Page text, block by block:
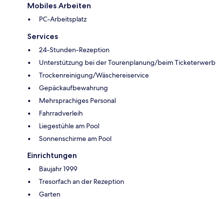
Mobiles Arbeiten
PC-Arbeitsplatz
Services
24-Stunden-Rezeption
Unterstützung bei der Tourenplanung/beim Ticketerwerb
Trockenreinigung/Wäschereiservice
Gepäckaufbewahrung
Mehrsprachiges Personal
Fahrradverleih
Liegestühle am Pool
Sonnenschirme am Pool
Einrichtungen
Baujahr 1999
Tresorfach an der Rezeption
Garten